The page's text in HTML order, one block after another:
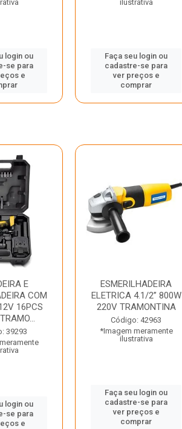
login ou
se para
e
ilustrativa
Faça seu login ou
cadastre-se para
ver preços e
comprar
E
COM
16PCS
39293
login ou
se para
e
ESMERILHADEIRA
ELETRICA 4.1/2” 800W
220V TRAMONTINA
Código: 42963
*Imagem meramente
ilustrativa
Faça seu login ou
cadastre-se para
ver preços e
comprar